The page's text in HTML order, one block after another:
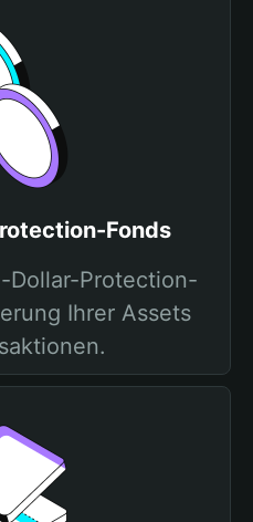
Fonds
Protection-
Ihrer Assets